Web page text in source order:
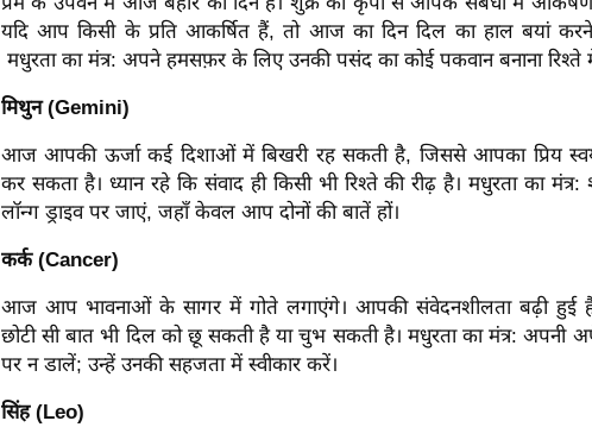
यदि आप किसी के प्रति आकर्षित हैं, तो आज का दिन दिल का हाल बयां करने
मधुरता का मंत्र: अपने हमसफ़र के लिए उनकी पसंद का कोई पकवान बनाना रिश्ते
मिथुन (Gemini)
आज आपकी ऊर्जा कई दिशाओं में बिखरी रह सकती है, जिससे आपका प्रिय
कर सकता है। ध्यान रहे कि संवाद ही किसी भी रिश्ते की रीढ़ है।मधुरता का
लॉन्ग ड्राइव पर जाएं, जहाँ केवल आप दोनों की बातें हों।
कर्क (Cancer)
आज आप भावनाओं के सागर में गोते लगाएंगे। आपकी संवेदनशीलता बढ़ी हुई है,
छोटी सी बात भी दिल को छू सकती है या चुभ सकती है। मधुरता का मंत्र: अपनी
पर न डालें; उन्हें उनकी सहजता में स्वीकार करें।
सिंह (Leo)